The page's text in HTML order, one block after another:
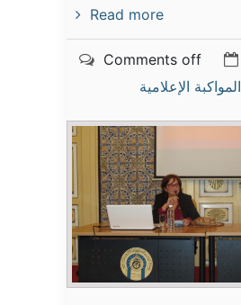
Read more
Comments off
المواكبة الإعلامية